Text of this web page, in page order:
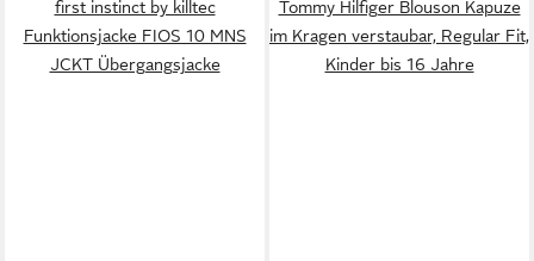
first instinct by killtec
Funktionsjacke FIOS 10 MNS
JCKT Übergangsjacke
Tommy Hilfiger Blouson Kapuze
im Kragen verstaubar, Regular Fit,
Kinder bis 16 Jahre